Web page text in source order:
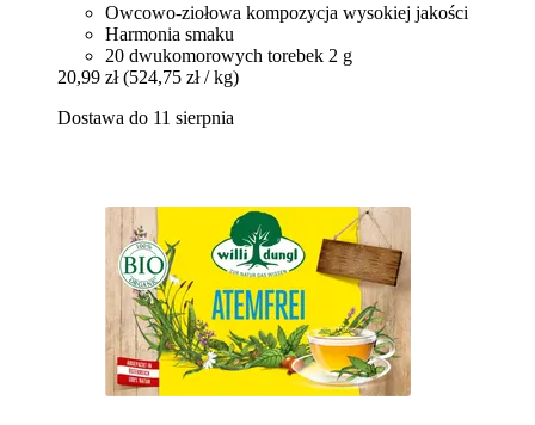
Owcowo-ziołowa kompozycja wysokiej jakości
Harmonia smaku
20 dwukomorowych torebek 2 g
20,99 zł (524,75 zł / kg)
Dostawa do 11 sierpnia